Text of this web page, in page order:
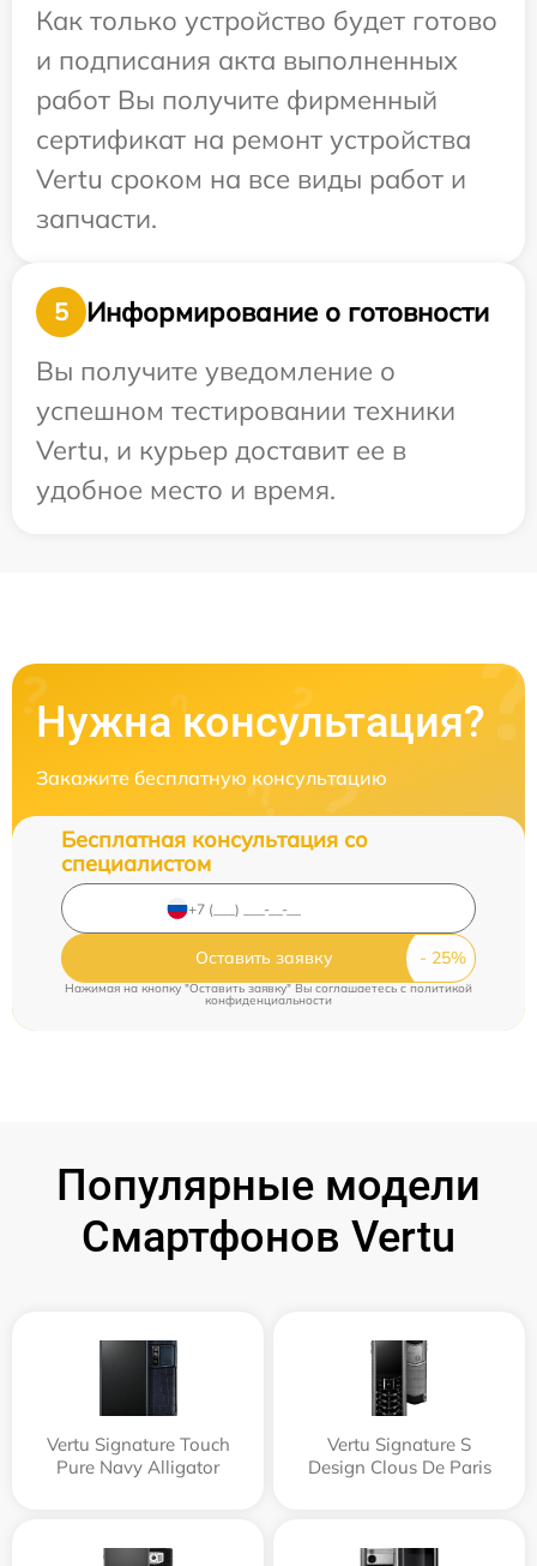
Как только устройство будет готово
и подписания акта выполненных
работ Вы получите фирменный
сертификат на ремонт устройства
Vertu сроком на все виды работ и
запчасти.
5
Информирование о готовности
Вы получите уведомление о
успешном тестировании техники
Vertu, и курьер доставит ее в
удобное место и время.
Нужна консультация?
Закажите бесплатную консультацию
Бесплатная консультация со
специалистом
Оставить заявку
Нажимая на кнопку "Оставить заявку" Вы соглашаетесь cполитикой
конфиденциальности
Популярные модели
Смартфонов Vertu
Vertu Signature Touch
Pure Navy Alligator
Vertu Signature S
Design Clous De Paris